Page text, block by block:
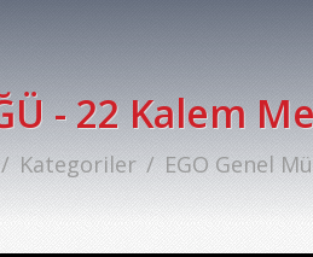
- 22 Kalem
Kategoriler EGO Genel